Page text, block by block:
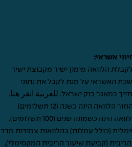
אשראי:
הלוואה מימון ישיר מקבוצת ישיר
ללשכת האשראי על מנת לקבל את נתוני
במאגר בנק ישראל. للعربية انقر هنا.
התקופה המינימלית להחזר הלוואה הינה כשנה (12 תשלומים)
והמקסימלית להחזר הלוואה הינה כשמונה שנים (100 תשלומים).
(כולל עמלות) בהלוואות צמודות מדד
לצו הריבית (קביעת שיעור הריבית המקסימלי),